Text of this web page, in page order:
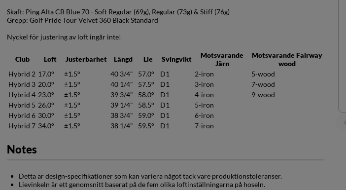
Skaft: Ping Alta CB Blue 70 - Soft Regular (69g), Regular (73g) & Stiff (76g)
Grepp: Golf Pride Tour Velvet 360 Black Standard
Nyckel för justering av loft ingår inte!
Club Loft Justerbarhet Längd Lie Svingvikt
Motsvarande
Järn
Motsvarande Fairway
wood
Hybrid 2 17.0° ±1.5° 40 3/4" 57.0° D1 2-iron
5-wood
Hybrid 3 20.0° ±1.5° 40 1/4" 57.5° D1 3-iron
7-wood
Hybrid 4 23.0° ±1.5° 39 3/4" 58.0° D1 4-iron
9-wood
Hybrid 5 26.0° ±1.5° 39 1/4" 58.5° D1
5-iron
Hybrid 6 30.0° ±1.5° 38 3/4" 59.0° D1
6-iron
Hybrid 7 34.0° ±1.5° 38 1/4" 59.5° D1 7-iron
Notes
Detta är design-specifikationer som kan variera något tack vare produktionstoleranser.
Lievinkeln är ett genomsnitt baserat på de fem olika loftinställningarna på hoseln.